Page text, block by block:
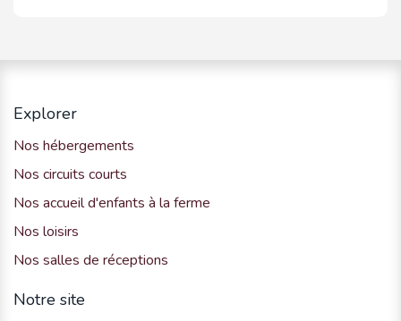
Explorer
Nos hébergements
Nos circuits courts
Nos accueil d'enfants à la ferme
Nos loisirs
Nos salles de réceptions
Notre site